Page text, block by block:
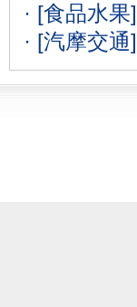
· [食品水果]
· [汽摩交通]